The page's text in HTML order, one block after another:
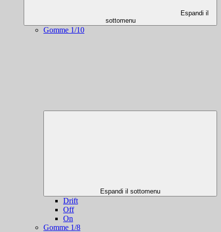
Espandi il
sottomenu
Gomme 1/10
Espandi il sottomenu
Drift
Off
On
Gomme 1/8